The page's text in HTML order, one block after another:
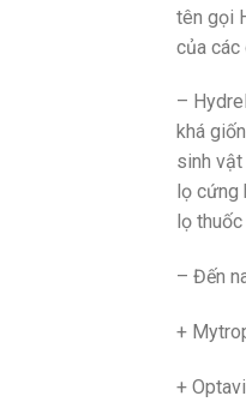
tên gọi
của các
–
khá
sinh
lọ cứng
lọ
– Đến
+
+